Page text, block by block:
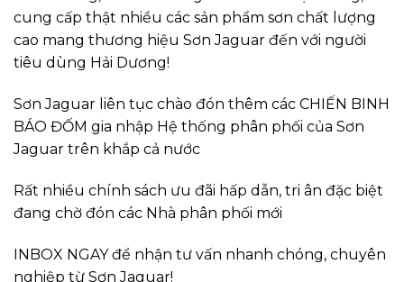
cung cấp thật nhiều các sản phẩm sơn chất lượng
cao mang thương hiệu Sơn Jaguar đến với người
tiêu dùng Hải Dương!
Sơn Jaguar liên tục chào đón thêm các CHIẾN BINH
BÁO ĐỐM gia nhập Hệ thống phân phối của Sơn
Jaguar trên khắp cả nước
Rất nhiều chính sách ưu đãi hấp dẫn, tri ân đặc biệt
đang chờ đón các Nhà phân phối mới
INBOX NGAY để nhận tư vấn nhanh chóng, chuyên
nghiệp từ Sơn Jaguar!